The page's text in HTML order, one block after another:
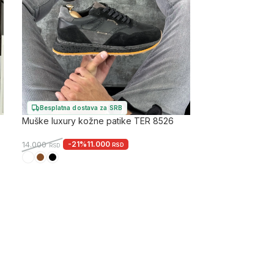
Besplatna dostava za SRB
Muške luxury kožne patike TER 8526
14.000RSD -21%11.000 RSD